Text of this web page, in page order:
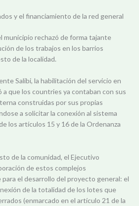
y el financiamiento de la red general
municipio rechazó de forma tajante
de los trabajos en los barrios
de la localidad.
Salibi, la habilitación del servicio en
que los countries ya contaban con sus
construidas por sus propias
a solicitar la conexión al sistema
los artículos 15 y 16 de la Ordenanza
de la comunidad, el Ejecutivo
de estos complejos
el desarrollo del proyecto general: el
de la totalidad de los lotes que
(enmarcado en el artículo 21 de la